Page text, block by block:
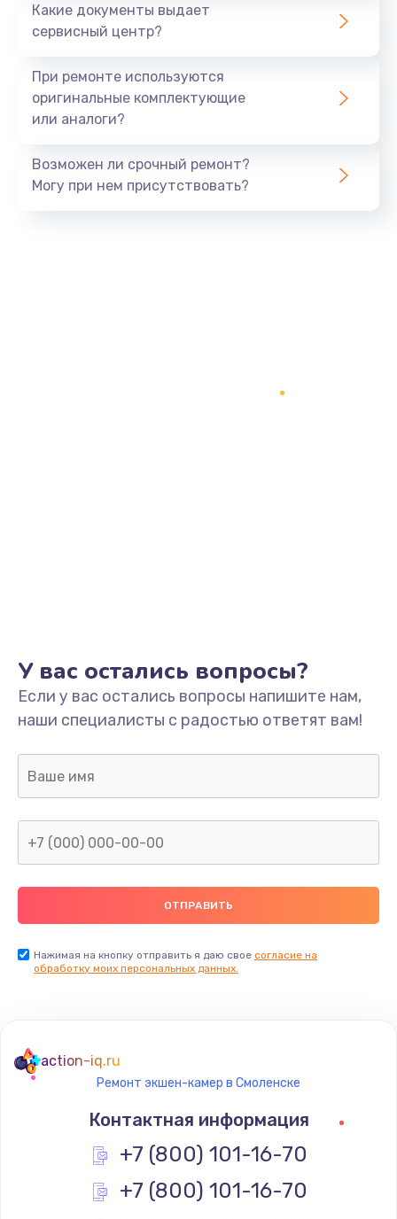
Какие документы выдает
сервисный центр?
При ремонте используются
оригинальные комплектующие
или аналоги?
Возможен ли срочный ремонт?
Могу при нем присутствовать?
У вас остались вопросы?
Если у вас остались вопросы напишите нам,
наши специалисты с радостью ответят вам!
Нажимая на кнопку отправить я даю свое согласие на
обработку моих персональных данных.
action-iq.ru
Ремонт экшен-камер в Смоленске
Контактная информация
+7 (800) 101-16-70
+7 (800) 101-16-70